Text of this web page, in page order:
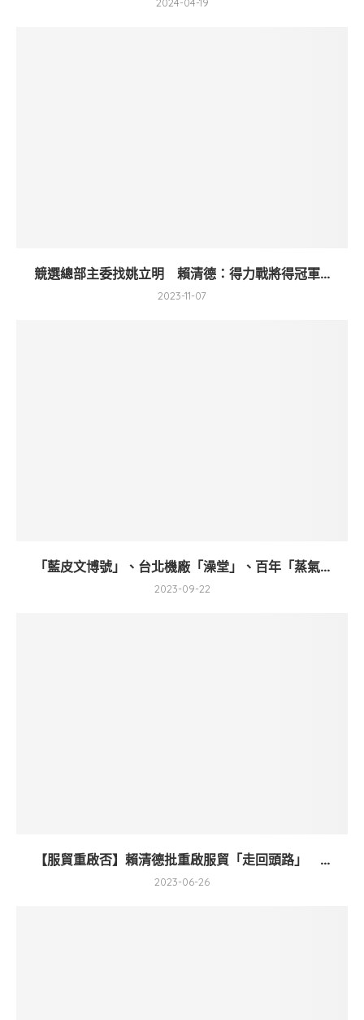
競選總部主委找姚立明 賴清德：得力戰將得冠軍...
2023-11-07
「藍皮文博號」、台北機廠「澡堂」、百年「蒸氣...
2023-09-22
【服貿重啟否】賴清德批重啟服貿「走回頭路」 ...
2023-06-26